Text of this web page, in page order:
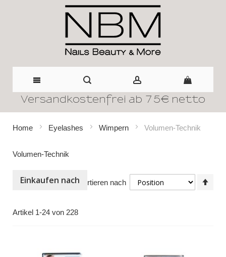
Direkt
Versandkostenfrei ab 75€ netto
Home Eyelashes Wimpern Volumen-Technik
Volumen-Technik
Artikel 1-24 von 228
Sortieren nach
Einkaufen nach